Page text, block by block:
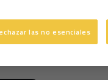
las no esenciales